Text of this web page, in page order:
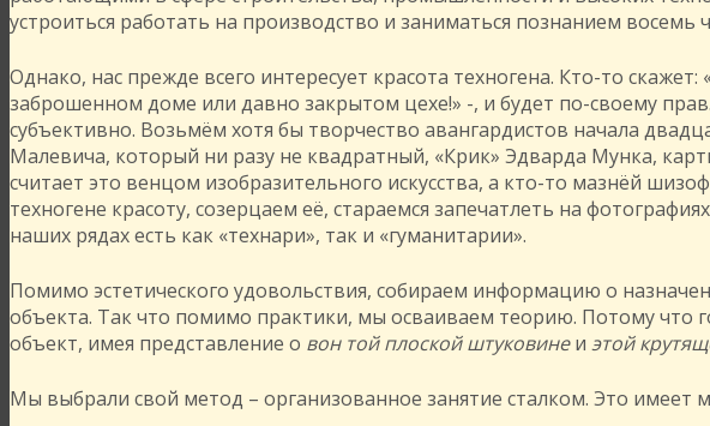
устроиться работать на производство и заниматься познанием восемь
Однако, нас прежде всего интересует красота техногена. Кто-то
заброшенном доме или давно закрытом цехе!» -, и будет по-своему
субъективно. Возьмём хотя бы творчество авангардистов начала
Малевича, который ни разу не квадратный, «Крик» Эдварда Мунка,
считает это венцом изобразительного искусства, а кто-то мазнёй
техногене красоту, созерцаем её, стараемся запечатлеть на
наших рядах есть как «технари», так и «гуманитарии».
Помимо эстетического удовольствия, собираем информацию о
объекта. Так что помимо практики, мы осваиваем теорию. Потому что
объект, имея представление о вон той плоской штуковинеи этой
Мы выбрали свой метод – организованное занятие сталком. Это имеет